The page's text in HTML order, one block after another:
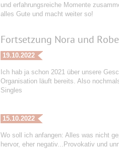
und erfahrungsreiche Momente
alles Gute und macht weiter so!
Fortsetzung Nora und
19.10.2022
Ich hab ja schon 2021 über unsere
Organisation läuft bereits. Also
Singles
15.10.2022
Wo soll ich anfangen: Alles was nicht
hervor, eher negativ...Provokativ und